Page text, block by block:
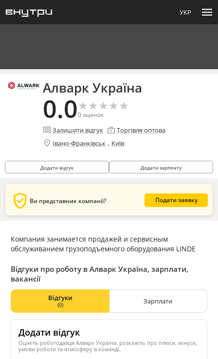
УКР menu
Алварк Україна
0.0★
★★
★★
★★
★★
★
0оценок
comment Залишити відгук enterprise Торгівля оптова
location_on Івано-Франківськ , Київ
Додати відгук Додати зарплату
verified_user Ви представник компанії? Подати заявку
Компания занимается продажей и сервисным
обслуживанием грузоподъемного оборудования LINDE
Відгуки про роботу в Алварк Україна, зарплати,
вакансії
Відгуки
(0) Зарплати
Додати відгук
Оцініть роботодавця Алварк Україна: розкажіть про плюси, мінуси,
умови роботи та атмосферу в команді.